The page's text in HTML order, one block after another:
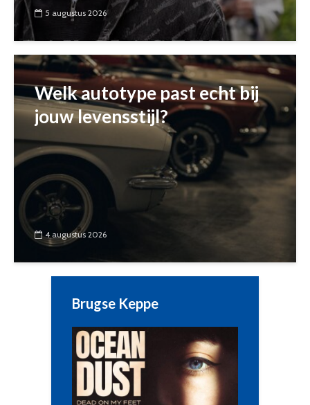
5 augustus 2026
Welk autotype past echt bij
jouw levensstijl?
4 augustus 2026
Brugse Keppe